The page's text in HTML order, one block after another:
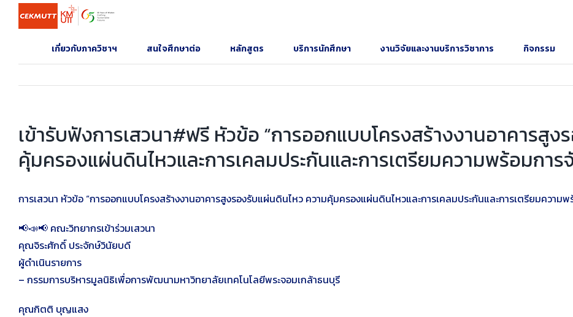
เกี่ยวกับภาควิชาฯ สนใจศึกษาต่อ หลักสูตร บริการนักศึกษา งานวิจัยและงานบริการวิชาการ กิจกรรม
เข้ารับฟังการเสวนา#ฟรี หัวข้อ “การออกแบบโครงสร้างงานอาคารสู
คุ้มครองแผ่นดินไหวและการเคลมประกันและการเตรียมความพร้อมกา
การเสวนา หัวข้อ “การออกแบบโครงสร้างงานอาคารสูงรองรับแผ่นดินไหว ความคุ้มครองแผ่นดินไหวและการเคลมประกันและการเตรียมความ
📢📣📢 คณะวิทยากรเข้าร่วมเสวนา
คุณจิระศักดิ์ ประจักษ์วินัยบดี
ผู้ดำเนินรายการ
– กรรมการบริหารมูลนิธิเพื่อการพัฒนามหาวิทยาลัยเทคโนโลยีพระจอมเกล้าธนบุรี
คุณกิตติ บุญแสง